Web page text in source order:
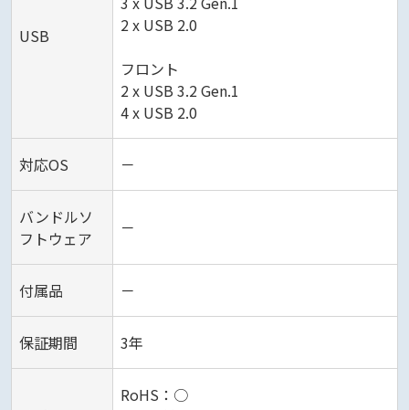
USB
2 x USB 2.0
フロント
2 x USB 3.2 Gen.1
4 x USB 2.0
対応OS －
バンドルソ
フトウェア
－
付属品 －
保証期間 3年
RoHS：○